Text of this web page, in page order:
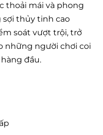
thoải mái và phong
sợi thủy tinh cao
soát vượt trội, trở
những người chơi coi
đầu.